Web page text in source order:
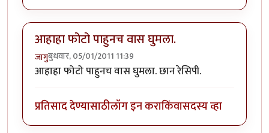
आहाहा फोटो पाहुनच वास घुमला.
जागुबुधवार, 05/01/2011 11:39
आहाहा फोटो पाहुनच वास घुमला. छान रेसिपी.
प्रतिसाद देण्यासाठीलॉग इन कराकिंवासदस्य व्हा